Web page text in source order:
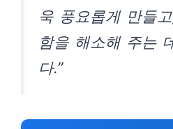
욱 풍요롭게 만들
함을 해소해 주는
다.”